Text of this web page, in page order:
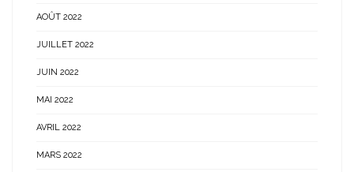
AOÛT 2022
JUILLET 2022
JUIN 2022
MAI 2022
AVRIL 2022
MARS 2022